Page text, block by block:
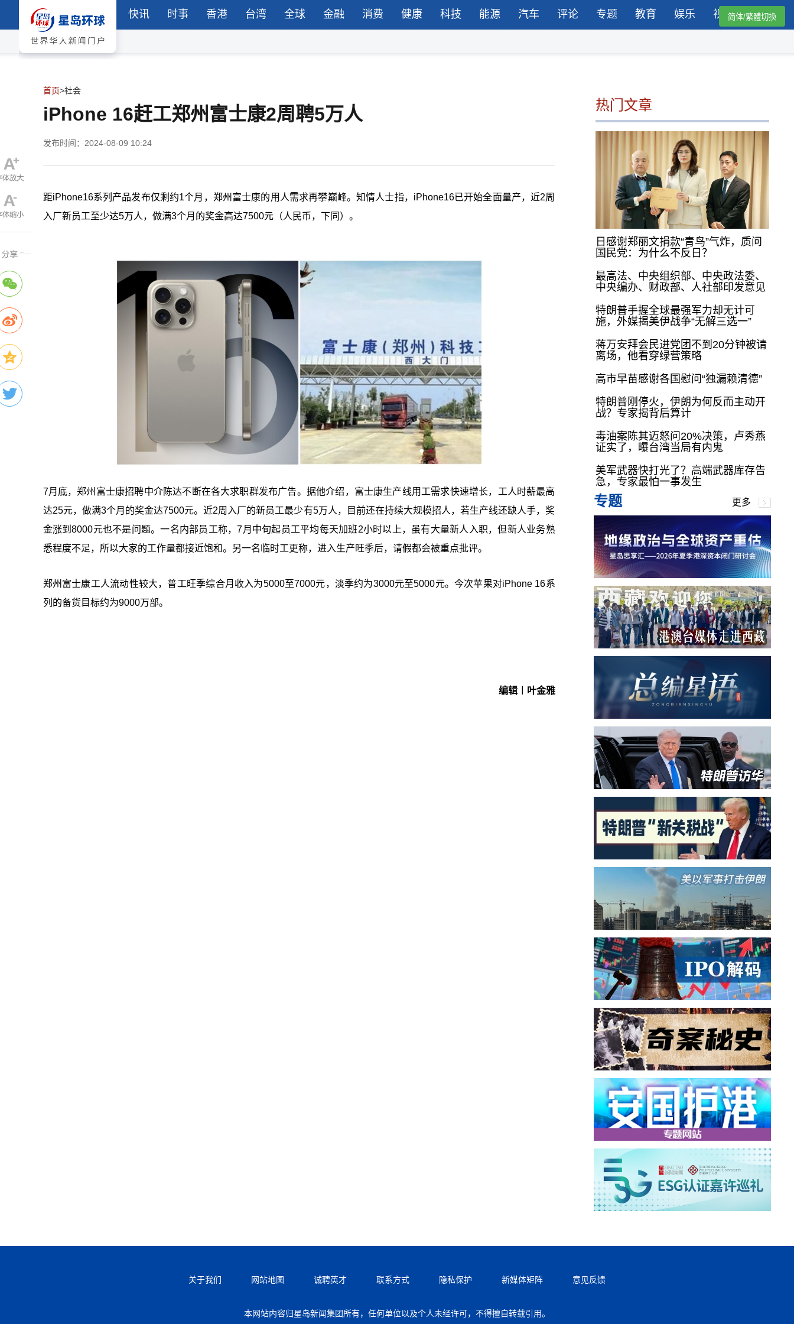
快讯 时事 香港 台湾 全球 金融 消费 健康 科技 能源 汽车 评论 专题 教育 娱乐 视频简体/繁體切換
首页>社会
iPhone 16赶工郑州富士康2周聘5万人
发布时间：2024-08-09 10:24
距iPhone16系列产品发布仅剩约1个月，郑州富士康的用人需求再攀巅峰。知情人士指，iPhone16已开始全面量产，近2周
入厂新员工至少达5万人，做满3个月的奖金高达7500元（人民币，下同）。
7月底，郑州富士康招聘中介陈达不断在各大求职群发布广告。据他介绍，富士康生产线用工需求快速增长，工人时薪最高
达25元，做满3个月的奖金达7500元。近2周入厂的新员工最少有5万人，目前还在持续大规模招人，若生产线还缺人手，奖
金涨到8000元也不是问题。一名内部员工称，7月中旬起员工平均每天加班2小时以上，虽有大量新人入职，但新人业务熟
悉程度不足，所以大家的工作量都接近饱和。另一名临时工更称，进入生产旺季后，请假都会被重点批评。
郑州富士康工人流动性较大，普工旺季综合月收入为5000至7000元，淡季约为3000元至5000元。今次苹果对iPhone 16系
列的备货目标约为9000万部。
编辑︱叶金雅
热门文章
日感谢郑丽文捐款“青鸟”气炸，质问
国民党：为什么不反日？
最高法、中央组织部、中央政法委、
中央编办、财政部、人社部印发意见
特朗普手握全球最强军力却无计可
施，外媒揭美伊战争“无解三选一”
蒋万安拜会民进党团不到20分钟被请
离场，他看穿绿营策略
高市早苗感谢各国慰问“独漏赖清德”
特朗普刚停火，伊朗为何反而主动开
战？专家揭背后算计
毒油案陈其迈怒问20%决策，卢秀燕
证实了，曝台湾当局有内鬼
美军武器快打光了？高端武器库存告
急，专家最怕一事发生
专题 更多
关于我们 网站地图 诚聘英才 联系方式 隐私保护 新媒体矩阵 意见反馈
本网站内容归星岛新闻集团所有，任何单位以及个人未经许可，不得擅自转载引用。